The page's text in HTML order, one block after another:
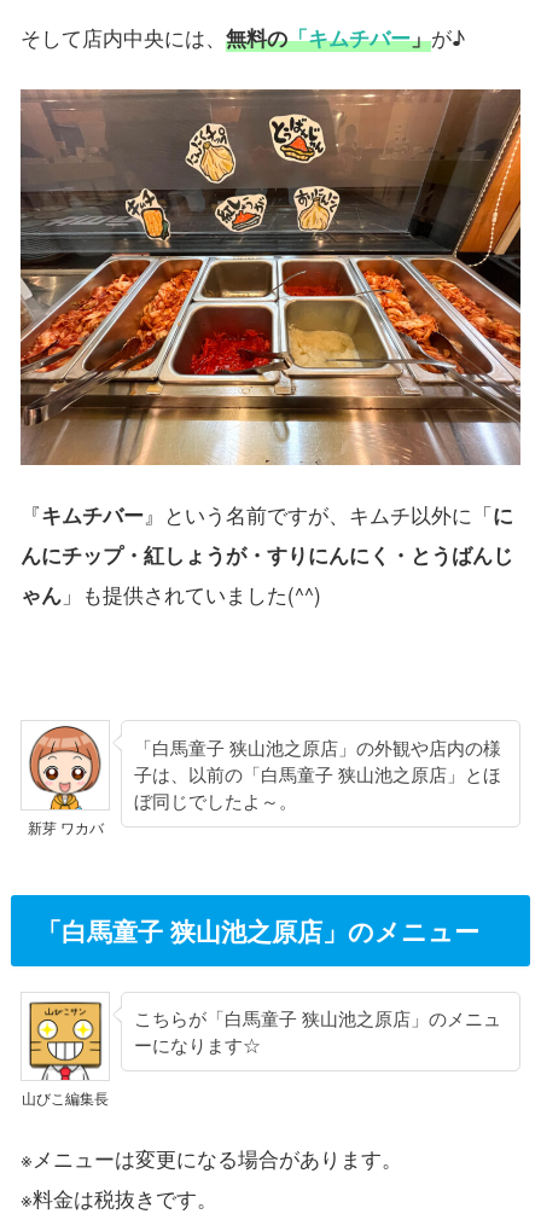
そして店内中央には、 無料の「キムチバー」が♪
『キムチバー』という名前ですが、キムチ以外に「に
んにチップ・紅しょうが・すりにんにく・とうばんじ
ゃん」も提供されていました(^^)
新芽 ワカバ
「白馬童子 狭山池之原店」の外観や店内の様
子は、以前の「白馬童子 狭山池之原店」とほ
ぼ同じでしたよ～。
「白馬童子 狭山池之原店」のメニュー
山びこ編集長
こちらが「白馬童子 狭山池之原店」のメニュ
ーになります☆
※メニューは変更になる場合があります。
※料金は税抜きです。